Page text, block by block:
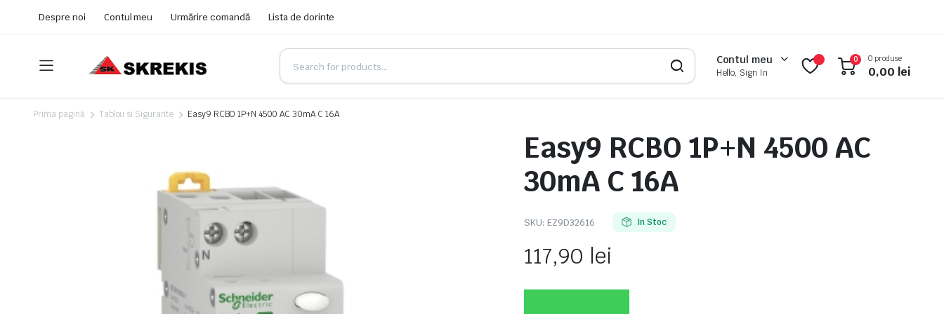
Despre noi Contul meu Urmărire comandă Lista de dorinte
Contul meu
Hello, Sign In
0 0 produse
0,00 lei
Prima pagină Tablou si Sigurante Easy9 RCBO 1P+N 4500 AC 30mA C 16A
Easy9 RCBO 1P+N 4500 AC
30mA C 16A
SKU: EZ9D32616 In Stoc
117,90 lei